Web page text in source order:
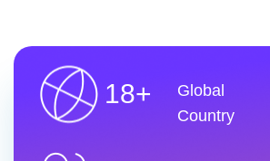
18+
Global
Country